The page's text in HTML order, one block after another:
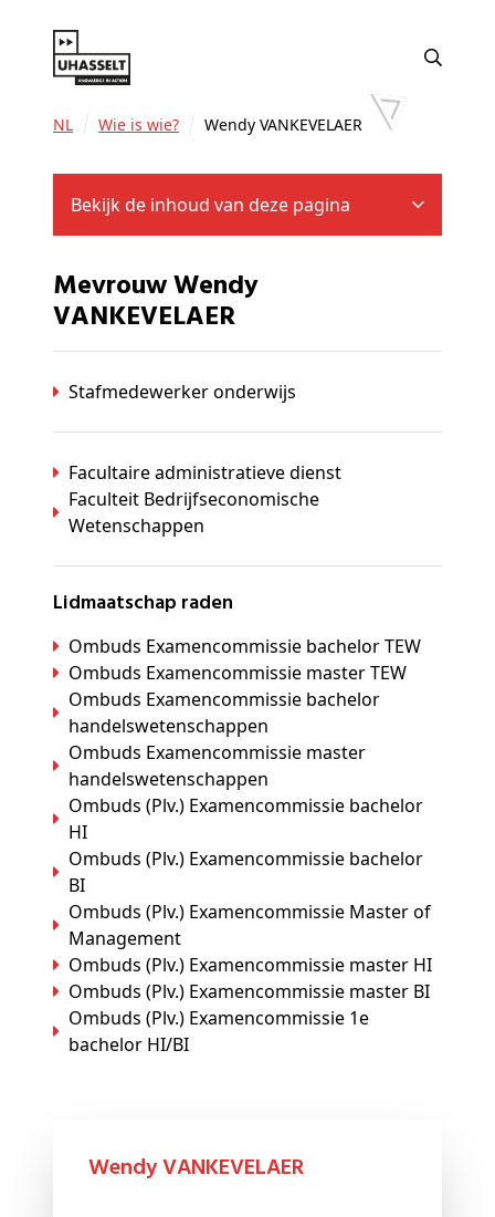
NL Wie is wie? Wendy VANKEVELAER
Bekijk de inhoud van deze pagina
Mevrouw Wendy
VANKEVELAER
Stafmedewerker onderwijs
Facultaire administratieve dienst
Faculteit Bedrijfseconomische
Wetenschappen
Lidmaatschap raden
Ombuds Examencommissie bachelor TEW
Ombuds Examencommissie master TEW
Ombuds Examencommissie bachelor
handelswetenschappen
Ombuds Examencommissie master
handelswetenschappen
Ombuds (Plv.) Examencommissie bachelor
HI
Ombuds (Plv.) Examencommissie bachelor
BI
Ombuds (Plv.) Examencommissie Master of
Management
Ombuds (Plv.) Examencommissie master HI
Ombuds (Plv.) Examencommissie master BI
Ombuds (Plv.) Examencommissie 1e
bachelor HI/BI
Wendy VANKEVELAER